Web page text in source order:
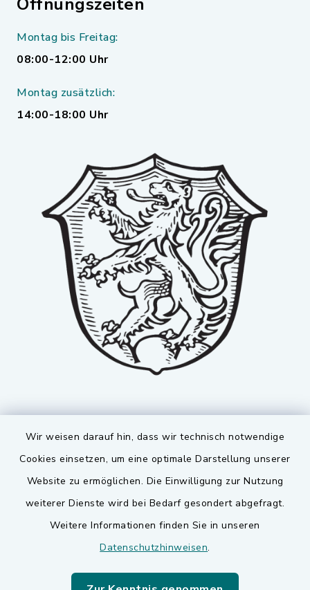
Wir weisen darauf hin, dass wir technisch notwendige
Cookies einsetzen, um eine optimale Darstellung unserer
Website zu ermöglichen. Die Einwilligung zur Nutzung
weiterer Dienste wird bei Bedarf gesondert abgefragt.
Weitere Informationen finden Sie in unseren
Datenschutzhinweisen.
Öffnungszeiten
Montag bis Freitag:
08:00-12:00 Uhr
Montag zusätzlich:
14:00-18:00 Uhr
Barrierefreiheit